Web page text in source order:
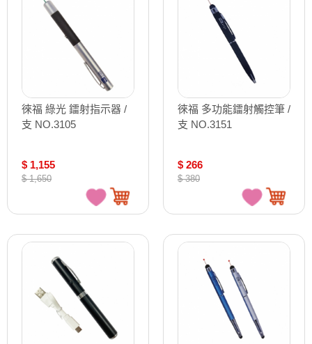
徠福 綠光 鐳射指示器 /
支 NO.3105
$ 1,155
$ 1,650
徠福 多功能鐳射觸控筆 /
支 NO.3151
$ 266
$ 380